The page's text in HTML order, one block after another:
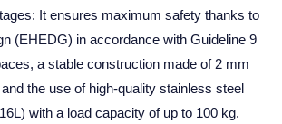
It ensures maximum safety thanks to
(EHEDG) in accordance with Guideline 9
a stable construction made of 2 mm
and the use of high-quality stainless steel
with a load capacity of up to 100 kg.